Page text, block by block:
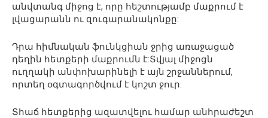
անվտանգ միջոց է, որը հեշտությամբ մաքրում է
լվացարանն ու զուգարանակոնքը:
Դրա հիմնական ֆունկցիան ջրից առաջացած
դեղին հետքերի մաքրումն է:Տվյալ միջոցն
ուղղակի անփոխարինելի է այն շրջաններում,
որտեղ օգտագործվում է կոշտ ջուր:
Տհաճ հետքերից ազատվելու համար անհրաժեշտ